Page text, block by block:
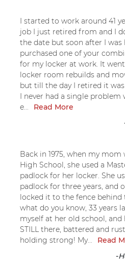
I started to work around 41
job I just retired from and I
the date but soon after I was
purchased one of your
for my locker at work. It went
locker room rebuilds and
but till the day I retired it
I never had a single
e...
Read More
Back in 1975, when my
High School, she used a
padlock for her locker. She
padlock for three years, and
locked it to the fence behind
what do you know, 33 years
myself at her old school, and
STILL there, battered and
holding strong! My...
Read
-